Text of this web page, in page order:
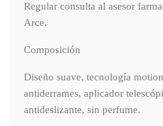
Regular consulta al asesor
Arce.
Composición
Diseño suave, tecnología
antiderrames, aplicador
antideslizante, sin perfume.